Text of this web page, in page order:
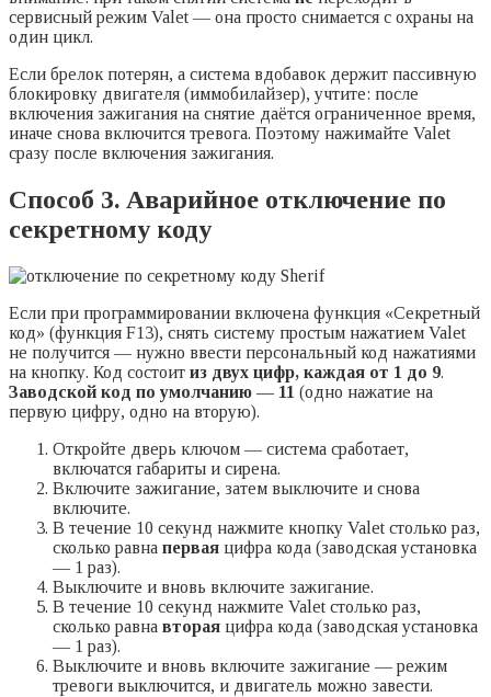
сервисный режим Valet — она просто снимается с охраны на
один цикл.
Если брелок потерян, а система вдобавок держит пассивную
блокировку двигателя (иммобилайзер), учтите: после
включения зажигания на снятие даётся ограниченное время,
иначе снова включится тревога. Поэтому нажимайте Valet
сразу после включения зажигания.
Способ 3. Аварийное отключение по
секретному коду
Если при программировании включена функция «Секретный
код» (функция F13), снять систему простым нажатием Valet
не получится — нужно ввести персональный код нажатиями
на кнопку. Код состоит из двух цифр, каждая от 1 до 9.
Заводской код по умолчанию — 11 (одно нажатие на
первую цифру, одно на вторую).
Откройте дверь ключом — система сработает,
включатся габариты и сирена.
Включите зажигание, затем выключите и снова
включите.
В течение 10 секунд нажмите кнопку Valet столько раз,
сколько равна первая цифра кода (заводская установка
— 1 раз).
Выключите и вновь включите зажигание.
В течение 10 секунд нажмите Valet столько раз,
сколько равна вторая цифра кода (заводская установка
— 1 раз).
Выключите и вновь включите зажигание — режим
тревоги выключится, и двигатель можно завести.